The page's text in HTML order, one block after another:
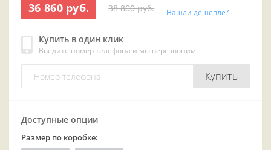
36 860 руб. 38 800 руб. Нашли дешевле?
Купить в один клик
Введите номер телефона и мы перезвоним
Купить
Доступные опции
Размер по коробке: